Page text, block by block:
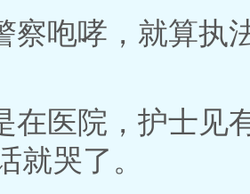
察咆哮，就算执
在医院，护士见
就哭了。